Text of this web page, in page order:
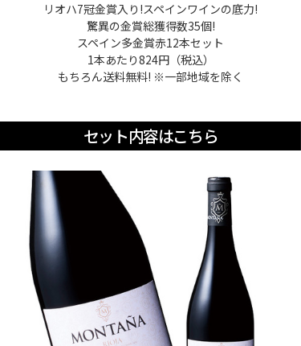
リオハ7冠金賞入り!スペインワインの底力!
驚異の金賞総獲得数35個!
スペイン多金賞赤12本セット
1本あたり824円（税込）
もちろん送料無料! ※一部地域を除く
セット内容はこちら